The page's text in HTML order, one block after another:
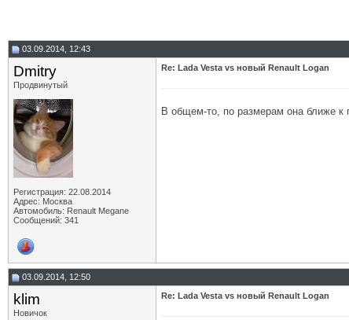
03.09.2014, 12:43
Dmitry
Продвинутый
Регистрация: 22.08.2014
Адрес: Москва
Автомобиль: Renault Megane
Сообщений: 341
Re: Lada Vesta vs новый Renault Logan
В общем-то, по размерам она ближе к
03.09.2014, 12:50
klim
Новичок
Re: Lada Vesta vs новый Renault Logan